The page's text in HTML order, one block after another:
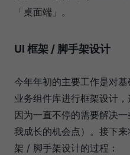
「桌面端」。
UI 框架 / 脚手架设计
今年年初的主要工作是对
业务组件库进行框架设计
因为一直不停的需要解决
我成长的机会点）。接下
架 / 脚手架设计的过程：